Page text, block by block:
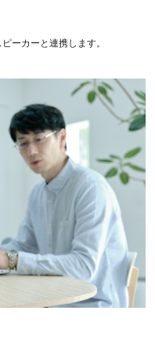
ーカーと連携します。